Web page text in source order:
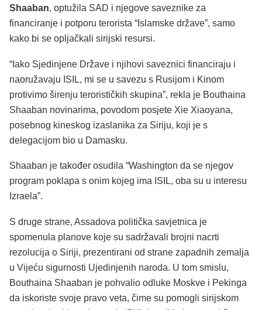
Shaaban, optužila SAD i njegove saveznike za
financiranje i potporu terorista “Islamske države”, samo
kako bi se opljačkali sirijski resursi.
“Iako Sjedinjene Države i njihovi saveznici financiraju i
naoružavaju ISIL, mi se u savezu s Rusijom i Kinom
protivimo širenju terorističkih skupina”, rekla je Bouthaina
Shaaban novinarima, povodom posjete Xie Xiaoyana,
posebnog kineskog izaslanika za Siriju, koji je s
delegacijom bio u Damasku.
Shaaban je također osudila “Washington da se njegov
program poklapa s onim kojeg ima ISIL, oba su u interesu
Izraela”.
S druge strane, Assadova politička savjetnica je
spomenula planove koje su sadržavali brojni nacrti
rezolucija o Siriji, prezentirani od strane zapadnih zemalja
u Vijeću sigurnosti Ujedinjenih naroda. U tom smislu,
Bouthaina Shaaban je pohvalio odluke Moskve i Pekinga
da iskoriste svoje pravo veta, čime su pomogli sirijskom